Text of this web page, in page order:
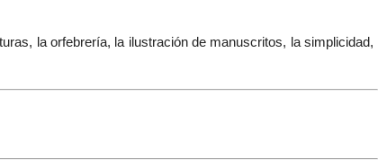
la orfebrería, la ilustración de manuscritos, la simplicidad,